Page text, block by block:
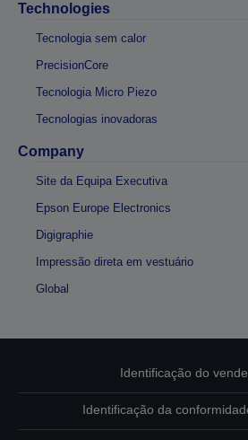
Technologies
Tecnologia sem calor
PrecisionCore
Tecnologia Micro Piezo
Tecnologias inovadoras
Company
Site da Equipa Executiva
Epson Europe Electronics
Digigraphie
Impressão direta em vestuário
Global
Identificação do
Identificação da